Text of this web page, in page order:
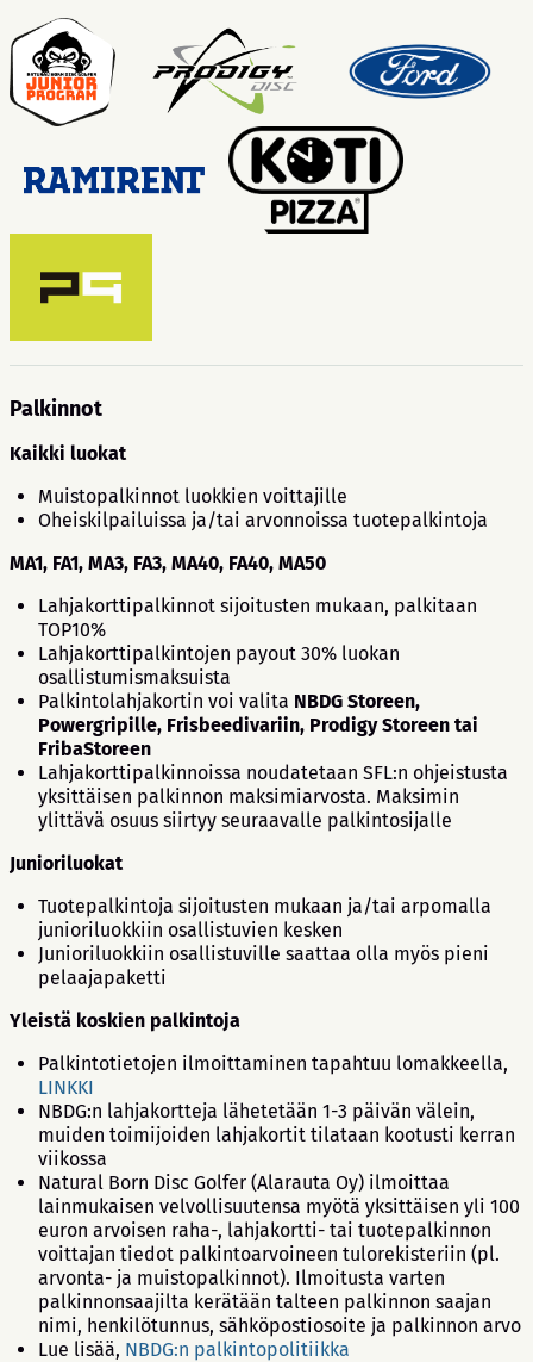
Palkinnot
Kaikki luokat
Muistopalkinnot luokkien voittajille
Oheiskilpailuissa ja/tai arvonnoissa tuotepalkintoja
MA1, FA1, MA3, FA3, MA40, FA40, MA50
Lahjakorttipalkinnot sijoitusten mukaan, palkitaan
TOP10%
Lahjakorttipalkintojen payout 30% luokan
osallistumismaksuista
Palkintolahjakortin voi valita NBDG Storeen,
Powergripille, Frisbeedivariin, Prodigy Storeen tai
FribaStoreen
Lahjakorttipalkinnoissa noudatetaan SFL:n ohjeistusta
yksittäisen palkinnon maksimiarvosta. Maksimin
ylittävä osuus siirtyy seuraavalle palkintosijalle
Junioriluokat
Tuotepalkintoja sijoitusten mukaan ja/tai arpomalla
junioriluokkiin osallistuvien kesken
Junioriluokkiin osallistuville saattaa olla myös pieni
pelaajapaketti
Yleistä koskien palkintoja
Palkintotietojen ilmoittaminen tapahtuu lomakkeella,
LINKKI
NBDG:n lahjakortteja lähetetään 1-3 päivän välein,
muiden toimijoiden lahjakortit tilataan kootusti kerran
viikossa
Natural Born Disc Golfer (Alarauta Oy) ilmoittaa
lainmukaisen velvollisuutensa myötä yksittäisen yli 100
euron arvoisen raha-, lahjakortti- tai tuotepalkinnon
voittajan tiedot palkintoarvoineen tulorekisteriin (pl.
arvonta- ja muistopalkinnot). Ilmoitusta varten
palkinnonsaajilta kerätään talteen palkinnon saajan
nimi, henkilötunnus, sähköpostiosoite ja palkinnon arvo
Lue lisää, NBDG:n palkintopolitiikka